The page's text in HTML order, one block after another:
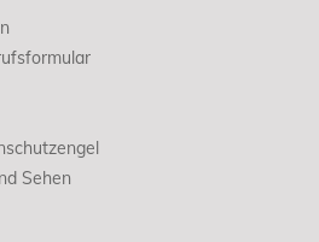
Sehen